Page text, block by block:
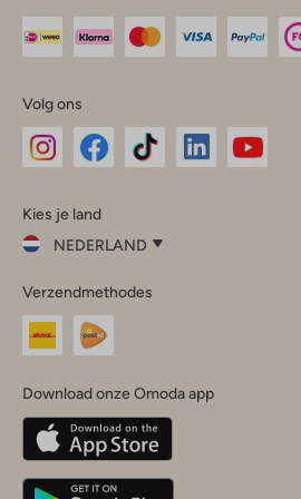
Volg ons
InstagramFacebook
Kies je land
NEDERLAND
je
land
Nederland
Belgique(Français)
Deutschland
Verzendmethodes
Download onze Omoda app